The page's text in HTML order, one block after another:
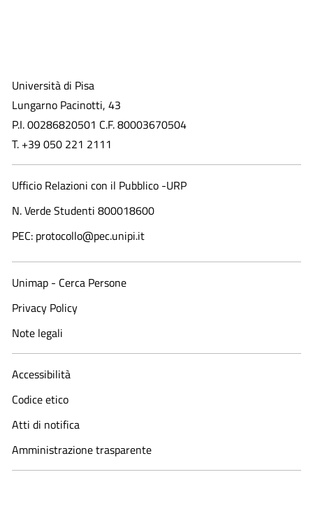
Università di Pisa
Lungarno Pacinotti, 43
P.I. 00286820501 C.F. 80003670504
T. +39 050 221 2111
Ufficio Relazioni con il Pubblico -URP
N. Verde Studenti 800018600​
PEC: protocollo@pec.unipi.it
Unimap - Cerca Persone
Privacy Policy
Note legali
Accessibilità
Codice etico
Atti di notifica
Amministrazione trasparente